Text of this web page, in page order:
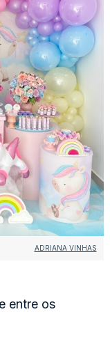
ADRIANA VINHAS
entre os